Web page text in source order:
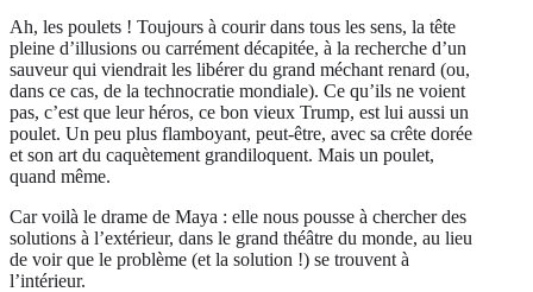
Ah, les poulets ! Toujours à courir dans tous les sens, la tête
pleine d’illusions ou carrément décapitée, à la recherche d’un
sauveur qui viendrait les libérer du grand méchant renard (ou,
dans ce cas, de la technocratie mondiale). Ce qu’ils ne voient
pas, c’est que leur héros, ce bon vieux Trump, est lui aussi un
poulet. Un peu plus flamboyant, peut-être, avec sa crête dorée
et son art du caquètement grandiloquent. Mais un poulet,
quand même.
Car voilà le drame de Maya : elle nous pousse à chercher des
solutions à l’extérieur, dans le grand théâtre du monde, au lieu
de voir que le problème (et la solution !) se trouvent à
l’intérieur.